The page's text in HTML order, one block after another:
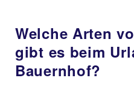
Welche Arten
gibt es beim
Bauernhof?